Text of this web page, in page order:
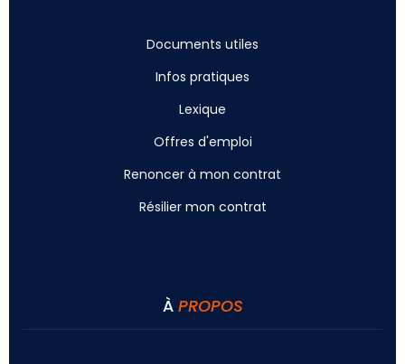
Documents utiles
Infos pratiques
Lexique
Offres d'emploi
Renoncer à mon contrat
Résilier mon contrat
À PROPOS